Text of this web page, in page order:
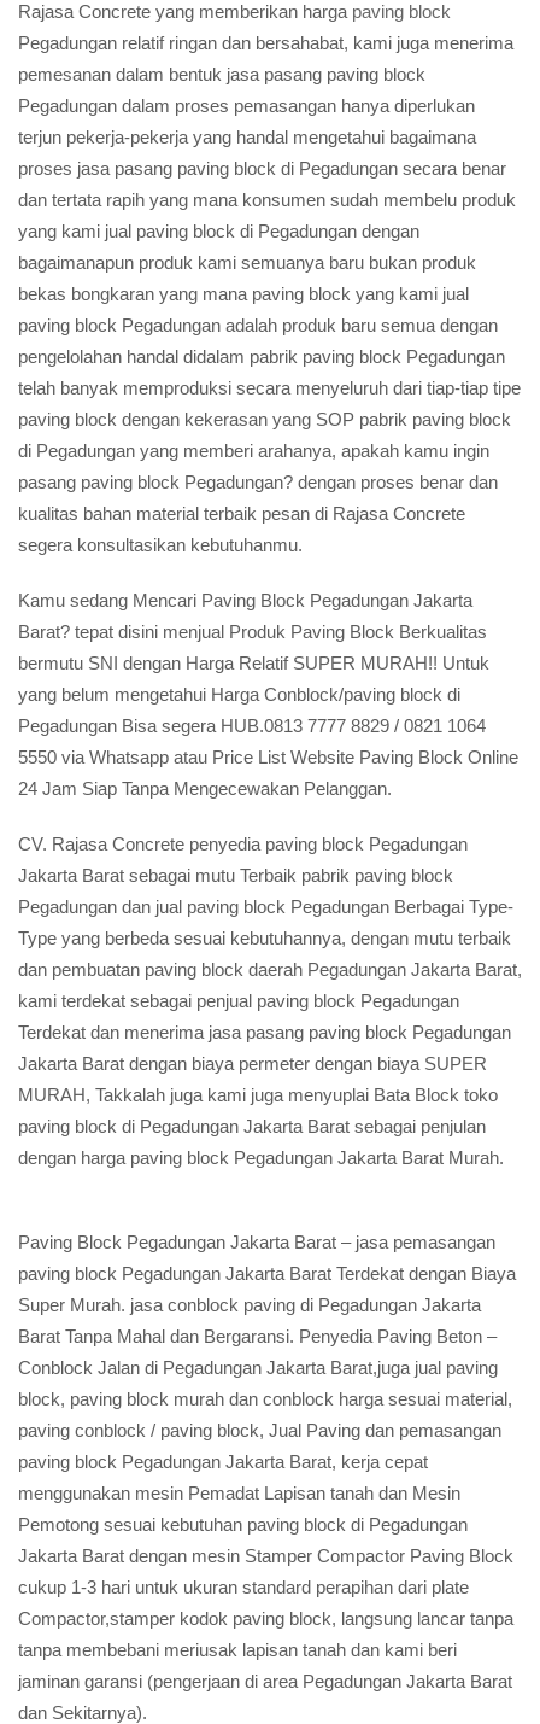
Rajasa Concrete yang memberikan harga paving block
Pegadungan relatif ringan dan bersahabat, kami juga menerima
pemesanan dalam bentuk jasa pasang paving block
Pegadungan dalam proses pemasangan hanya diperlukan
terjun pekerja-pekerja yang handal mengetahui bagaimana
proses jasa pasang paving block di Pegadungan secara benar
dan tertata rapih yang mana konsumen sudah membelu produk
yang kami jual paving block di Pegadungan dengan
bagaimanapun produk kami semuanya baru bukan produk
bekas bongkaran yang mana paving block yang kami jual
paving block Pegadungan adalah produk baru semua dengan
pengelolahan handal didalam pabrik paving block Pegadungan
telah banyak memproduksi secara menyeluruh dari tiap-tiap tipe
paving block dengan kekerasan yang SOP pabrik paving block
di Pegadungan yang memberi arahanya, apakah kamu ingin
pasang paving block Pegadungan? dengan proses benar dan
kualitas bahan material terbaik pesan di Rajasa Concrete
segera konsultasikan kebutuhanmu.
Kamu sedang Mencari Paving Block Pegadungan Jakarta
Barat? tepat disini menjual Produk Paving Block Berkualitas
bermutu SNI dengan Harga Relatif SUPER MURAH!! Untuk
yang belum mengetahui Harga Conblock/paving block di
Pegadungan Bisa segera HUB.0813 7777 8829 / 0821 1064
5550 via Whatsapp atau Price List Website Paving Block Online
24 Jam Siap Tanpa Mengecewakan Pelanggan.
CV. Rajasa Concrete penyedia paving block Pegadungan
Jakarta Barat sebagai mutu Terbaik pabrik paving block
Pegadungan dan jual paving block Pegadungan Berbagai Type-
Type yang berbeda sesuai kebutuhannya, dengan mutu terbaik
dan pembuatan paving block daerah Pegadungan Jakarta Barat,
kami terdekat sebagai penjual paving block Pegadungan
Terdekat dan menerima jasa pasang paving block Pegadungan
Jakarta Barat dengan biaya permeter dengan biaya SUPER
MURAH, Takkalah juga kami juga menyuplai Bata Block toko
paving block di Pegadungan Jakarta Barat sebagai penjulan
dengan harga paving block Pegadungan Jakarta Barat Murah.
Paving Block Pegadungan Jakarta Barat – jasa pemasangan
paving block Pegadungan Jakarta Barat Terdekat dengan Biaya
Super Murah. jasa conblock paving di Pegadungan Jakarta
Barat Tanpa Mahal dan Bergaransi. Penyedia Paving Beton –
Conblock Jalan di Pegadungan Jakarta Barat,juga jual paving
block, paving block murah dan conblock harga sesuai material,
paving conblock / paving block, Jual Paving dan pemasangan
paving block Pegadungan Jakarta Barat, kerja cepat
menggunakan mesin Pemadat Lapisan tanah dan Mesin
Pemotong sesuai kebutuhan paving block di Pegadungan
Jakarta Barat dengan mesin Stamper Compactor Paving Block
cukup 1-3 hari untuk ukuran standard perapihan dari plate
Compactor,stamper kodok paving block, langsung lancar tanpa
tanpa membebani meriusak lapisan tanah dan kami beri
jaminan garansi (pengerjaan di area Pegadungan Jakarta Barat
dan Sekitarnya).